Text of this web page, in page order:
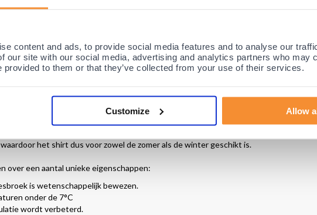
content and ads, to provide social media features and to analyse our
our site with our social media, advertising and analytics partners who may
provided to them or that they’ve collected from your use of their services.
Customize Allow
ervoor dat de compressiebroek als beste uit de test kwam. De Gladiator
klachten en worden door
grote spiergroepen om een snel herstel te bevorderen. Het vermindert de
blijft u droog en fris, het textiel verspreidt het zweet snel aan de
aan de huid voorkomt.
Technologie van Gladiator Sports is een intelligente, vochtafvoerende stof
en breekt het af voor een snelle verdamping. Zodat je in warme omgevingen koel
het shirt dus voor zowel de zomer als de winter geschikt is.
over een aantal unieke eigenschappen:
is wetenschappelijk bewezen.
onder de 7°C
wordt verbeterd.